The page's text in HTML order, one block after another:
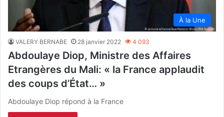
À la Une
VALERY BERNABE 28 janvier 2022 4 093
Abdoulaye Diop, Ministre des Affaires
Etrangères du Mali: « la France applaudit
des coups d’État… »
Abdoulaye Diop répond à la France